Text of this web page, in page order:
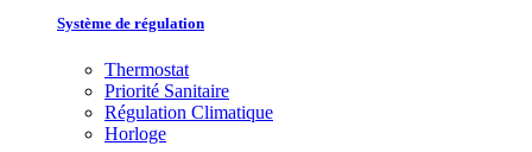
Système de régulation
Thermostat
Priorité Sanitaire
Régulation Climatique
Horloge